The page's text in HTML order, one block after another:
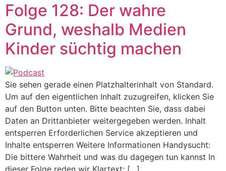
Folge 128: Der wahre
Grund, weshalb Medien
Kinder süchtig machen
Sie sehen gerade einen Platzhalterinhalt von Standard.
Um auf den eigentlichen Inhalt zuzugreifen, klicken Sie
auf den Button unten. Bitte beachten Sie, dass dabei
Daten an Drittanbieter weitergegeben werden. Inhalt
entsperren Erforderlichen Service akzeptieren und
Inhalte entsperren Weitere Informationen Handysucht:
Die bittere Wahrheit und was du dagegen tun kannst In